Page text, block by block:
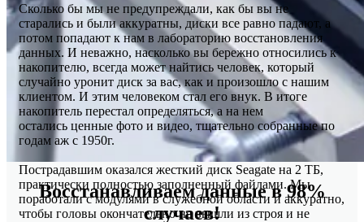
Восстанавливаем данные в 98%
случаев!
Сколько бы мы не предупреждали, как бы вы не
старались и были аккуратны, диски все равно падают, а
потом попадают к нам в лабораторию восстановления
данных. И неважно, насколько вы бережно относились к
накопителю, всегда может найтись человек, который
случайно уронит диск за вас, как и произошло с нашим
клиентом. И этим человеком стал его внук. В итоге
накопитель перестал определяться, а на нем
остались ценные фото и видео, тщательно собранные по
годам аж с 1950г.
Пострадавшим оказался жесткий диск Seagate на 2 ТБ,
практически полностью заполненный файлами. Мы
поработали с модулями в служебной области и аккуратно,
чтобы головы окончательно не вышли из строя и не